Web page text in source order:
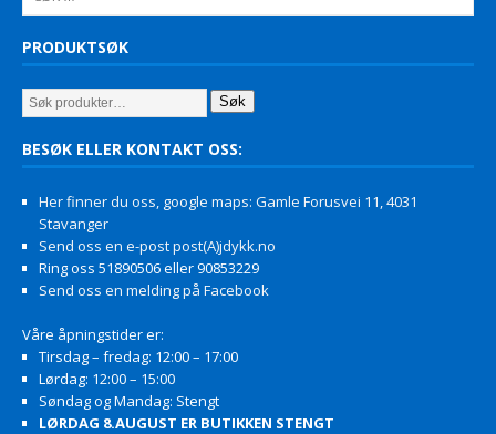
PRODUKTSØK
Søk
BESØK ELLER KONTAKT OSS:
Her finner du oss, google maps: Gamle Forusvei 11, 4031
Stavanger
Send oss en e-post post(A)jdykk.no
Ring oss 51890506 eller 90853229
Send oss en melding på Facebook
Våre åpningstider er:
Tirsdag – fredag: 12:00 – 17:00
Lørdag: 12:00 – 15:00
Søndag og Mandag: Stengt
LØRDAG 8.AUGUST ER BUTIKKEN STENGT